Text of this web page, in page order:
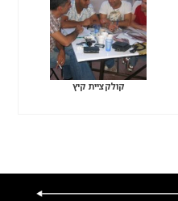
קולקציית קיץ